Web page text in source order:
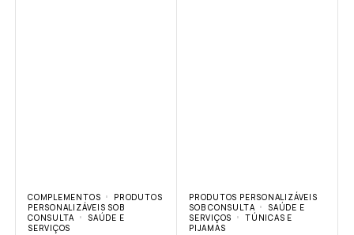
COMPLEMENTOS
PRODUTOS
PERSONALIZÁVEIS SOB
CONSULTA
SAÚDE E
SERVIÇOS
PRODUTOS PERSONALIZÁVEIS
SOB CONSULTA
SAÚDE E
SERVIÇOS
TÚNICAS E
PIJAMAS